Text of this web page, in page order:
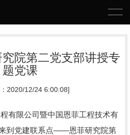
院第二党支部讲授专
题党课
2020/12/24 6:00:08]
有限公司暨中国恩菲工程技术有
到党建联系点——恩菲研究院第